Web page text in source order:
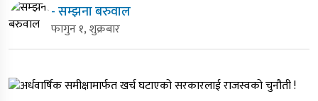
- सम्झना बरुवाल
फागुन १, शुक्रबार